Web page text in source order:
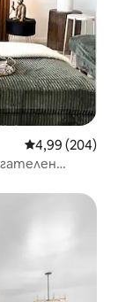
Средна
4,99 (204)